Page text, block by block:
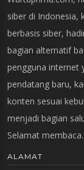
siber di Indonesia,
berbasis siber,
bagian alternatif
pengguna internet
pendatang baru,
konten sesuai
menjadi bagian
Selamat membaca.
ALAMAT